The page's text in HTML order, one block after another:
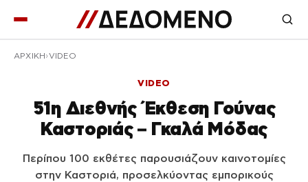
ΑΡΧΙΚΉ VIDEO
VIDEO
51η Διεθνής Έκθεση Γούνας
Καστοριάς – Γκαλά Μόδας
Περίπου 100 εκθέτες παρουσιάζουν καινοτομίες
στην Καστοριά, προσελκύοντας εμπορικούς